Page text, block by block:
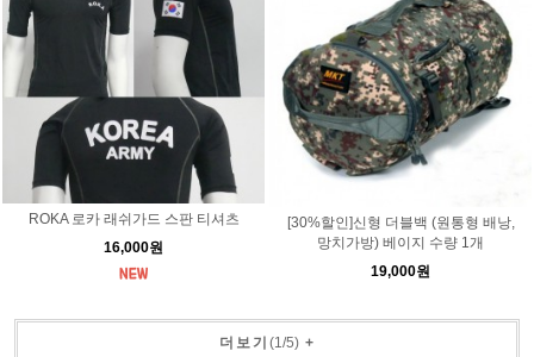
ROKA 로카 래쉬가드 스판 티셔츠
16,000원
[30%할인]신형 더블백 (원통형 배낭,
망치가방) 베이지 수량 1개
19,000원
더보기 (1/5)+